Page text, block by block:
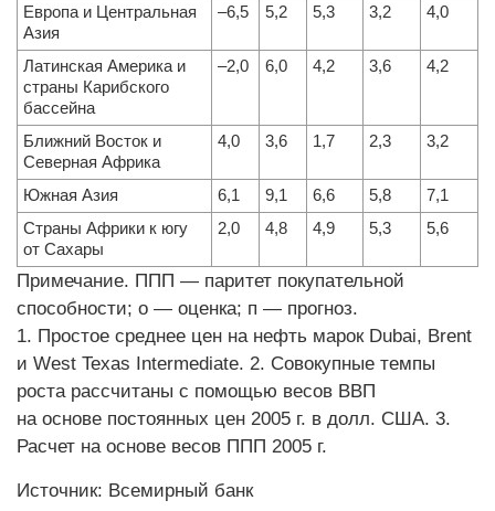
Европа и Центральная
Азия
–6,5 5,2 5,3 3,2 4,0
Латинская Америка и
страны Карибского
бассейна
–2,0 6,0 4,2 3,6 4,2
Ближний Восток и
Северная Африка
4,0 3,6 1,7 2,3 3,2
Южная Азия 6,1 9,1 6,6 5,8
7,1
Страны Африки к югу
от Сахары
2,0 4,8 4,9 5,3 5,6
Примечание. ППП — паритет покупательной
способности; о — оценка; п — прогноз.
1. Простое среднее цен на нефть марок Dubai, Brent
и West Texas Intermediate. 2. Совокупные темпы
роста рассчитаны с помощью весов ВВП
на основе постоянных цен 2005 г. в долл. США. 3.
Расчет на основе весов ППП 2005 г.
Источник: Всемирный банк